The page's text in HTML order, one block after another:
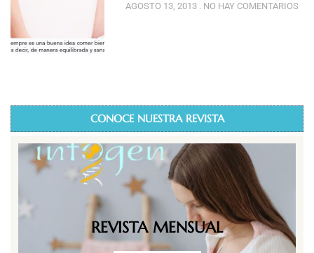
AGOSTO 13, 2013 NO HAY COMENTARIOS
CONOCE NUESTRA REVISTA
REVISTA MENSUAL